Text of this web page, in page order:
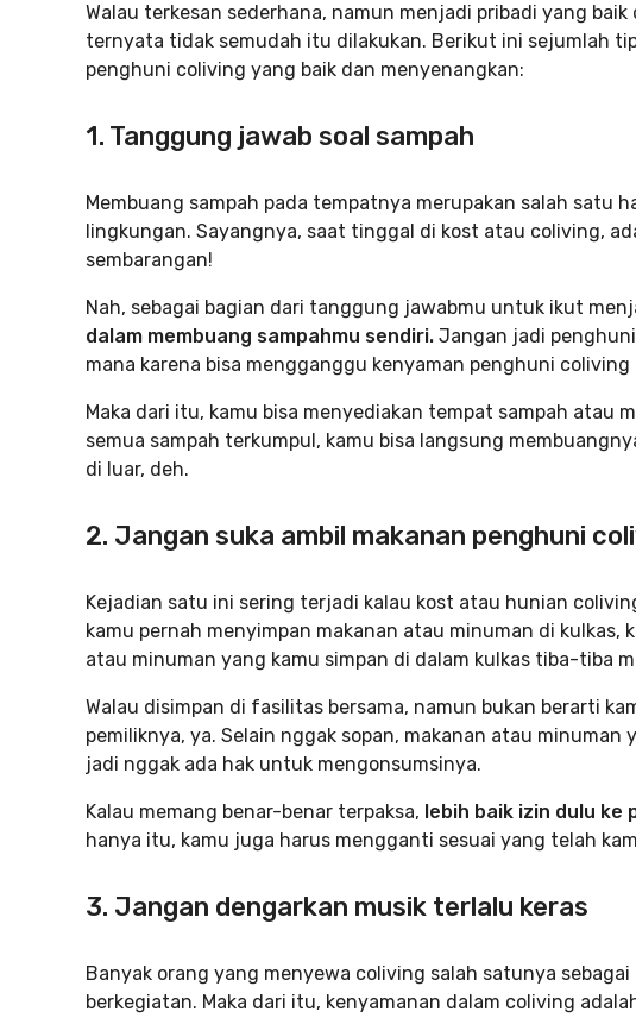
Walau terkesan sederhana, namun menjadi pribadi yang
ternyata tidak semudah itu dilakukan. Berikut ini sejumlah
penghuni coliving yang baik dan menyenangkan:
1. Tanggung jawab soal sampah
Membuang sampah pada tempatnya merupakan salah satu
lingkungan. Sayangnya, saat tinggal di kost atau coliving,
sembarangan!
Nah, sebagai bagian dari tanggung jawabmu untuk ikut
dalam membuang sampahmu sendiri. Jangan jadi
mana karena bisa mengganggu kenyaman penghuni coliving
Maka dari itu, kamu bisa menyediakan tempat sampah atau
semua sampah terkumpul, kamu bisa langsung
di luar, deh.
2. Jangan suka ambil makanan penghuni
Kejadian satu ini sering terjadi kalau kost atau hunian
kamu pernah menyimpan makanan atau minuman di kulkas,
atau minuman yang kamu simpan di dalam kulkas tiba-tiba
Walau disimpan di fasilitas bersama, namun bukan berarti
pemiliknya, ya. Selain nggak sopan, makanan atau
jadi nggak ada hak untuk mengonsumsinya.
Kalau memang benar-benar terpaksa, lebih baik izin dulu ke
hanya itu, kamu juga harus mengganti sesuai yang telah
3. Jangan dengarkan musik terlalu keras
Banyak orang yang menyewa coliving salah satunya
berkegiatan. Maka dari itu, kenyamanan dalam coliving